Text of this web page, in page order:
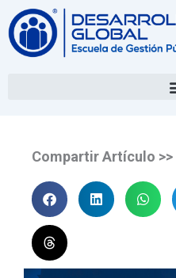
Compartir Artículo >>